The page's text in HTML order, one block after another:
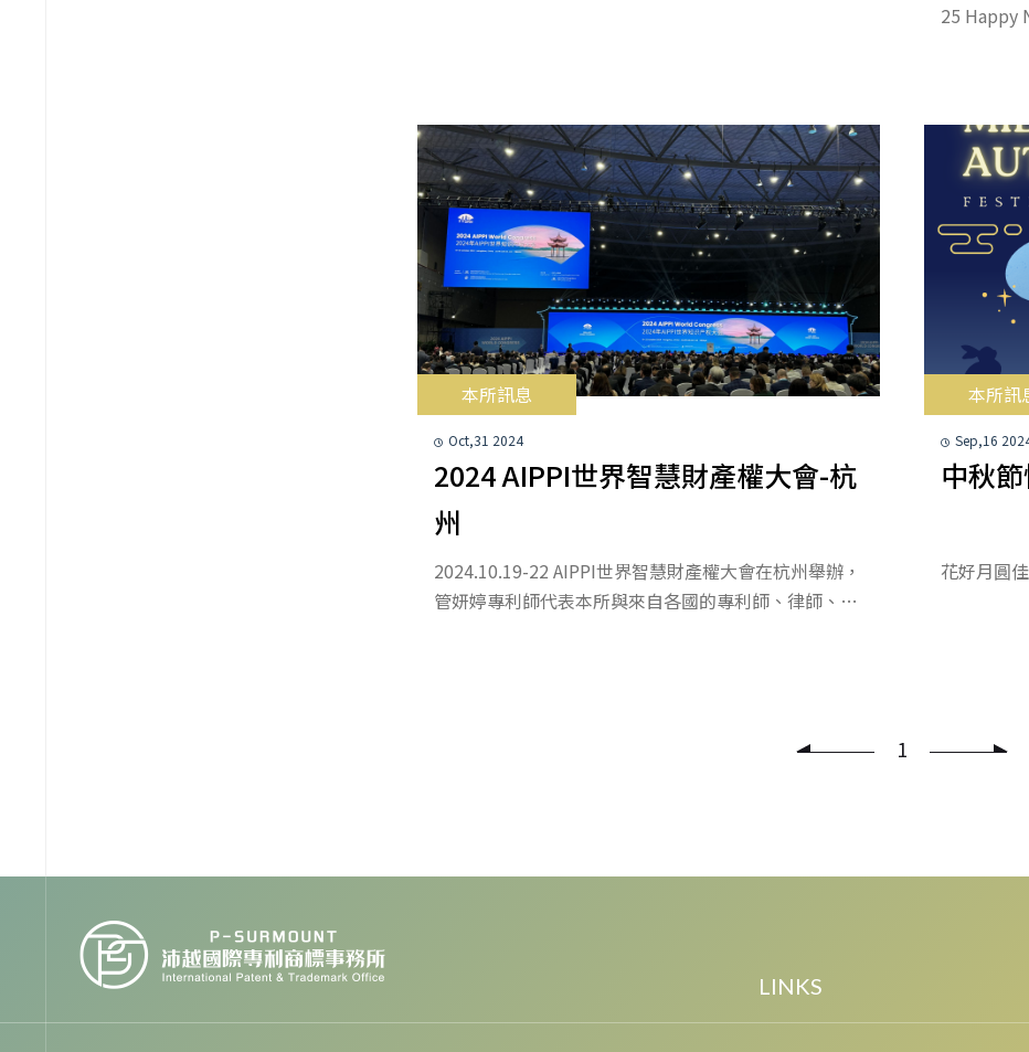
25 Happy
本所訊息
Oct,31 2024
2024 AIPPI世界智慧財產權大會-杭
州
2024.10.19-22 AIPPI世界智慧財產權大會在杭州舉辦，
管妍婷專利師代表本所與來自各國的專利師、律師、商
本所訊
Sep,16
中秋
花好月圓
1